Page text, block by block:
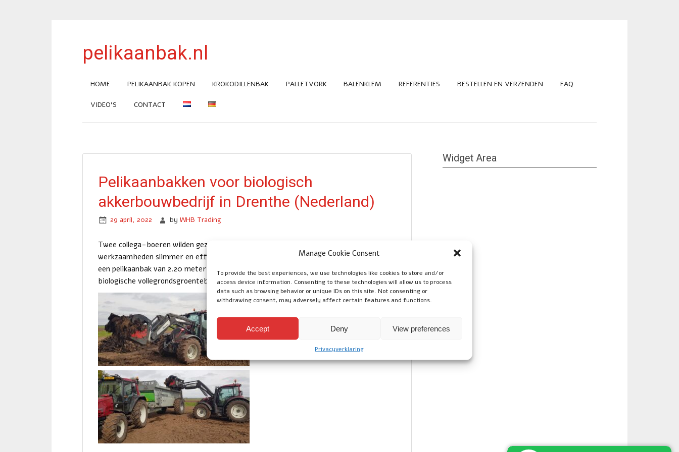
Manage Cookie Consent
To provide the best experiences, we use technologies like cookies to store and/or
access device information. Consenting to these technologies will allow us to process
data such as browsing behavior or unique IDs on this site. Not consenting or
withdrawing consent, may adversely affect certain features and functions.
Accept Deny View preferences
Privacyverklaring
pelikaanbak.nl
HOME PELIKAANBAK KOPEN KROKODILLENBAK PALLETVORK BALENKLEM REFERENTIES BESTELLEN EN VERZENDEN FAQ
VIDEO’S CONTACT
Pelikaanbakken voor biologisch
akkerbouwbedrijf in Drenthe (Nederland)
29 april, 2022 by WHB Trading
Twee collega-boeren wilden gezamenlijk een nieuwe pelikaanbak kopen om
werkzaamheden slimmer en efficiënter uit te voeren. Dit zorgde ervoor dat zij beiden
een pelikaanbak van 2.20 meter kochten. De pelikaanbakken worden gebruikt op een
biologische vollegrondsgroentebedrijf en een biologisch akkerbouwbedrijf in Drenthe.
Widget Area